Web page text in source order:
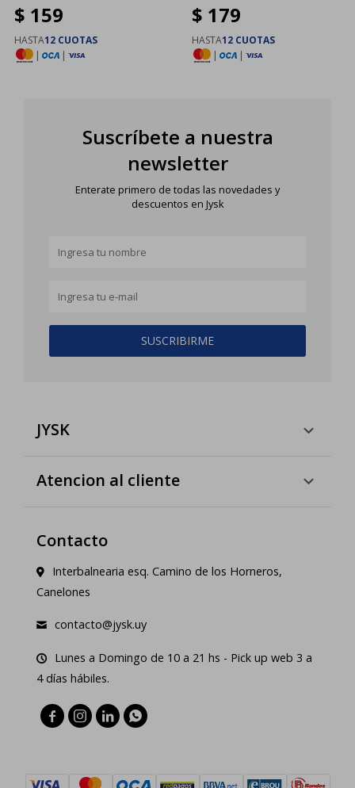
$ 159
HASTA12 CUOTAS
|
|
$ 179
HASTA12 CUOTAS
|
|
Suscríbete a nuestra
newsletter
Enterate primero de todas las novedades y
descuentos en Jysk
SUSCRIBIRME
JYSK
Atencion al cliente
Contacto
Interbalnearia esq. Camino de los Horneros,
Canelones
contacto@jysk.uy
Lunes a Domingo de 10 a 21 hs - Pick up web 3 a
4 días hábiles.
   